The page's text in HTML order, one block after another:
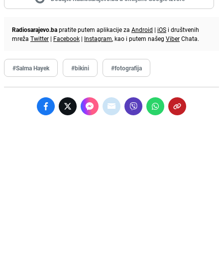
Radiosarajevo.bapratite putem aplikacije za Android | iOS i društvenih
mreža Twitter | Facebook | Instagram, kao i putem našeg ViberChata.
#Salma Hayek #bikini #fotografija